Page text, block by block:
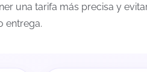
una tarifa más precisa y
entrega.